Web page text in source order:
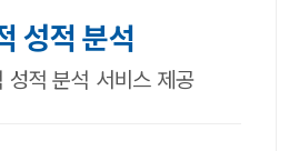
성적 분석
성적 분석 서비스 제공